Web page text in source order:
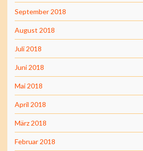
September 2018
August 2018
Juli 2018
Juni 2018
Mai 2018
April 2018
März 2018
Februar 2018